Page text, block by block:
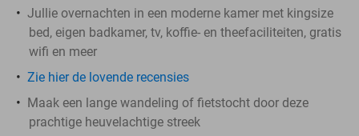
Jullie overnachten in een moderne kamer met kingsize
bed, eigen badkamer, tv, koffie- en theefaciliteiten, gratis
wifi en meer
Zie hier de lovende recensies
Maak een lange wandeling of fietstocht door deze
prachtige heuvelachtige streek